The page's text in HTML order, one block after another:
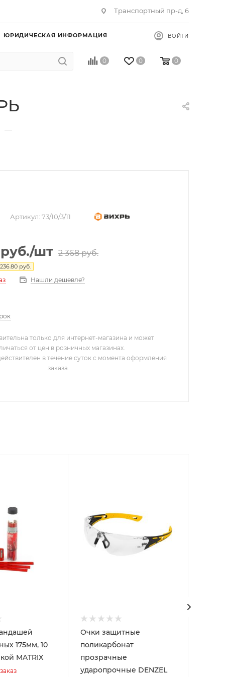
Транспортный пр-д, 6
ЮРИДИЧЕСКАЯ ИНФОРМАЦИЯ ВОЙТИ
0 0 0
—
Артикул: 73/10/3/11
руб./шт 2 368руб.
236.80 руб.
Нашли дешевле?
только для интернет-магазина и может
от цен в розничных магазинах.
в течение суток с момента оформления
заказа.
175мм, 10
MATRIX
Очки защитные
поликарбонат
прозрачные
ударопрочные DENZEL